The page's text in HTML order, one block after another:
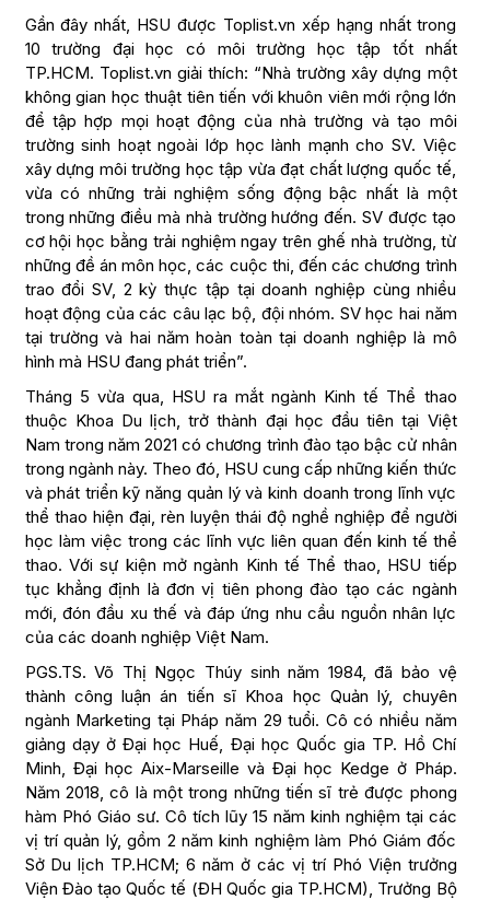
Gần đây nhất, HSU được Toplist.vn xếp hạng nhất trong
10 trường đại học có môi trường học tập tốt nhất
TP.HCM. Toplist.vn giải thích: “Nhà trường xây dựng một
không gian học thuật tiên tiến với khuôn viên mới rộng lớn
để tập hợp mọi hoạt động của nhà trường và tạo môi
trường sinh hoạt ngoài lớp học lành mạnh cho SV. Việc
xây dựng môi trường học tập vừa đạt chất lượng quốc tế,
vừa có những trải nghiệm sống động bậc nhất là một
trong những điều mà nhà trường hướng đến. SV được tạo
cơ hội học bằng trải nghiệm ngay trên ghế nhà trường, từ
những đề án môn học, các cuộc thi, đến các chương trình
trao đổi SV, 2 kỳ thực tập tại doanh nghiệp cùng nhiều
hoạt động của các câu lạc bộ, đội nhóm. SV học hai năm
tại trường và hai năm hoàn toàn tại doanh nghiệp là mô
hình mà HSU đang phát triển”.
Tháng 5 vừa qua, HSU ra mắt ngành Kinh tế Thể thao
thuộc Khoa Du lịch, trở thành đại học đầu tiên tại Việt
Nam trong năm 2021 có chương trình đào tạo bậc cử nhân
trong ngành này. Theo đó, HSU cung cấp những kiến thức
và phát triển kỹ năng quản lý và kinh doanh trong lĩnh vực
thể thao hiện đại, rèn luyện thái độ nghề nghiệp để người
học làm việc trong các lĩnh vực liên quan đến kinh tế thể
thao. Với sự kiện mở ngành Kinh tế Thể thao, HSU tiếp
tục khẳng định là đơn vị tiên phong đào tạo các ngành
mới, đón đầu xu thế và đáp ứng nhu cầu nguồn nhân lực
của các doanh nghiệp Việt Nam.
PGS.TS. Võ Thị Ngọc Thúy sinh năm 1984, đã bảo vệ
thành công luận án tiến sĩ Khoa học Quản lý, chuyên
ngành Marketing tại Pháp năm 29 tuổi. Cô có nhiều năm
giảng dạy ở Đại học Huế, Đại học Quốc gia TP. Hồ Chí
Minh, Đại học Aix-Marseille và Đại học Kedge ở Pháp.
Năm 2018, cô là một trong những tiến sĩ trẻ được phong
hàm Phó Giáo sư. Cô tích lũy 15 năm kinh nghiệm tại các
vị trí quản lý, gồm 2 năm kinh nghiệm làm Phó Giám đốc
Sở Du lịch TP.HCM; 6 năm ở các vị trí Phó Viện trưởng
Viện Đào tạo Quốc tế (ĐH Quốc gia TP.HCM), Trưởng Bộ